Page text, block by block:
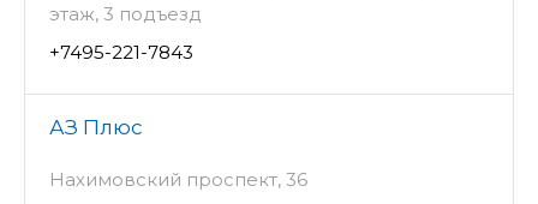
этаж, 3 подъезд
+7495-221-7843
АЗ Плюс
Нахимовский проспект, 36